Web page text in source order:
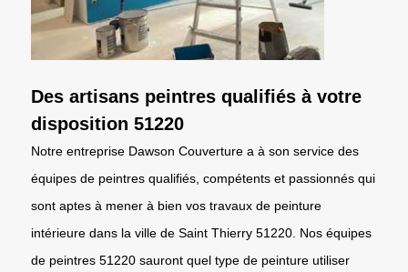
Des artisans peintres qualifiés à votre
disposition 51220
Notre entreprise Dawson Couverture a à son service des
équipes de peintres qualifiés, compétents et passionnés qui
sont aptes à mener à bien vos travaux de peinture
intérieure dans la ville de Saint Thierry 51220. Nos équipes
de peintres 51220 sauront quel type de peinture utiliser